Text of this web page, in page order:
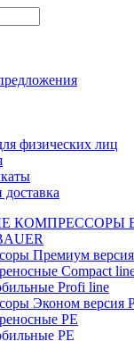
физических лиц
КОМПРЕССОРЫ
Премиум
Compact
Profi line
Эконом версия
PE
PE